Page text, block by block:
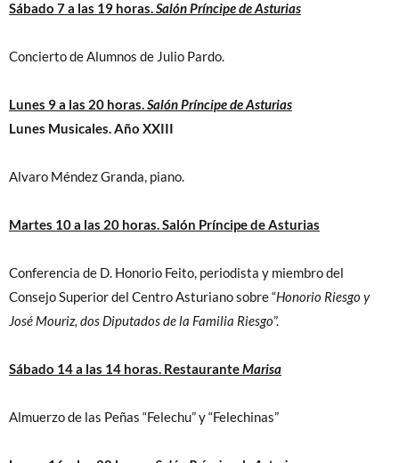
Sábado 7 a las 19 horas.Salón Príncipe de Asturias
Concierto de Alumnos de Julio Pardo.
Lunes 9 a las 20 horas.Salón Príncipe de Asturias
Lunes Musicales. Año XXIII
Alvaro Méndez Granda, piano.
Martes 10 a las 20 horas. Salón Príncipe de Asturias
Conferencia de D. Honorio Feito, periodista y miembro del
Consejo Superior del Centro Asturiano sobre “Honorio Riesgo y
José Mouriz, dos Diputados de la Familia Riesgo”.
Sábado 14 a las 14 horas. RestauranteMarisa
Almuerzo de las Peñas “Felechu” y “Felechinas”